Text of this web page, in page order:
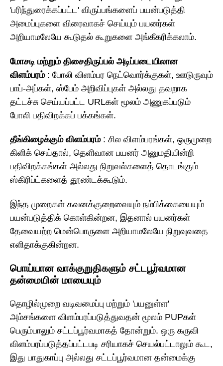
'பரிந்துரைக்கப்பட்ட' விருப்பங்களைப் பயன்படுத்தி
அமைப்புகளை விரைவாகச் செய்யும் பயனர்கள்
அறியாமலேயே கூடுதல் கூறுகளை அங்கீகரிக்கலாம்.
மோசடி மற்றும் திசைதிருப்பல் அடிப்படையிலான
விளம்பரம்: போலி விளம்பர நெட்வொர்க்குகள், ஊடுருவும்
பாப்-அப்கள், ஸ்பேம் அறிவிப்புகள் அல்லது தவறாக
தட்டச்சு செய்யப்பட்ட URLகள் மூலம் அணுகப்படும்
போலி பதிவிறக்கப் பக்கங்கள்.
தீங்கிழைக்கும் விளம்பரம்: சில விளம்பரங்கள், ஒருமுறை
கிளிக் செய்தால், தெளிவான பயனர் அனுமதியின்றி
பதிவிறக்கங்கள் அல்லது நிறுவல்களைத் தொடங்கும்
ஸ்கிரிப்ட்களைத் தூண்டக்கூடும்.
இந்த முறைகள் கவனக்குறைவையும் நம்பிக்கையையும்
பயன்படுத்திக் கொள்கின்றன, இதனால் பயனர்கள்
தேவையற்ற மென்பொருளை அறியாமலேயே நிறுவுவதை
எளிதாக்குகின்றன.
பொய்யான வாக்குறுதிகளும் சட்டபூர்வமான
தன்மையின் மாயையும்
தொழில்முறை வடிவமைப்பு மற்றும் 'பயனுள்ள'
அம்சங்களை விளம்பரப்படுத்துவதன் மூலம் PUPகள்
பெரும்பாலும் சட்டப்பூர்வமாகத் தோன்றும். ஒரு கருவி
விளம்பரப்படுத்தப்பட்டபடி சரியாகச் செயல்பட்டாலும் கூட,
இது பாதுகாப்பு அல்லது சட்டப்பூர்வமான தன்மைக்கு